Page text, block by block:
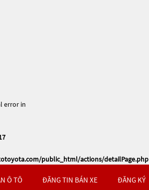
error in
public_html/actions/detailPage.php
Ô TÔ ĐĂNG TIN BÁN XE ĐĂNG KÝ